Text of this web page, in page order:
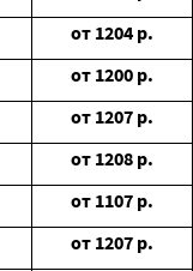
от 1204 р.
от 1200 р.
от 1207 р.
от 1208 р.
от 1107 р.
от 1207 р.